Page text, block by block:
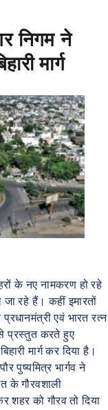
निगम ने
मार्ग
के नए नामकरण हो रहे
रहे हैं। कहीं इमारतों
एवं भारत रत्न
से प्रस्तुत करते हुए
मार्ग कर दिया है।
पुष्यमित्र भार्गव ने
के गौरवशाली
शहर को गौरव तो दिया